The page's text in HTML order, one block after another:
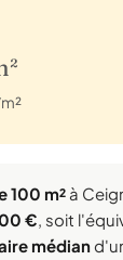
100 m² à
€, soit
médian